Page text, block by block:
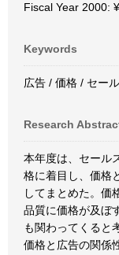
Fiscal Year 2000:
Keywords
広告 / 価格 / セー
Research
本年度は、セール
格に着目し、価格
してまとめた。価
品質に価格が及ぼ
も関わってくると
価格と広告の関係